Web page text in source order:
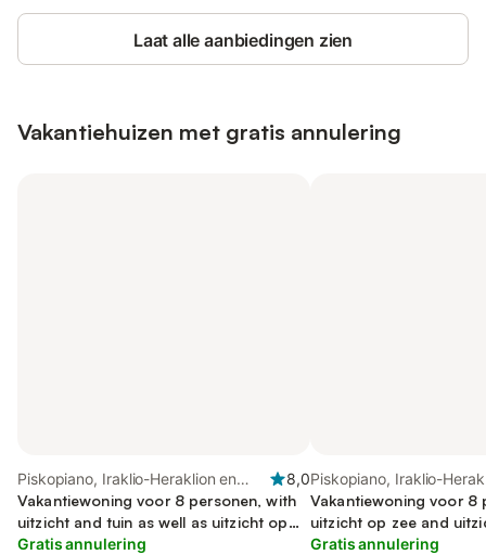
Laat alle aanbiedingen zien
Vakantiehuizen met gratis annulering
Piskopiano, Iraklio-Heraklion en
omgeving
8,0
Vakantiewoning voor 8 personen, with
uitzicht and tuin as well as uitzicht op
zee
Gratis annulering
Piskopiano, Iraklio-
omgeving
Vakantiewoning voor 8
uitzicht op zee and
tuin
Gratis annulering